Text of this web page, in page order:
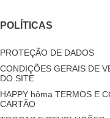
POLÍTICAS
PROTEÇÃO DE DADOS
CONDIÇÕES GERAIS DE
DO SITE
HAPPY hôma TERMOS E
CARTÃO